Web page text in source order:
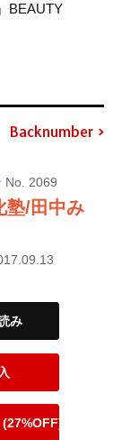
BEAUTY
Backnumber
No. 2069
塾/田中み
み